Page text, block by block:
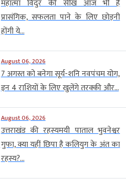
महात्मा विदुर की सीख आज भी है
प्रासंगिक, सफलता पाने के लिए छोड़नी
होंगी ये...
August 06, 2026
7 अगस्त को बनेगा सूर्य-शनि नवपंचम योग,
इन 4 राशियों के लिए खुलेंगे तरक्की और...
August 06, 2026
उत्तराखंड की रहस्यमयी पाताल भुवनेश्वर
गुफा, क्या यहीं छिपा है कलियुग के अंत का
रहस्य?...